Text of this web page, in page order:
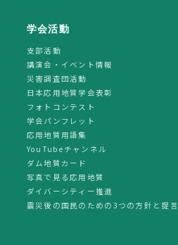
学会活動
支部活動
講演会・イベント情報
災害調査団活動
日本応用地質学会表彰
フォトコンテスト
学会パンフレット
応用地質用語集
YouTubeチャンネル
ダム地質カード
写真で見る応用地質
ダイバーシティー推進
震災後の国民のための3つの方針と提言